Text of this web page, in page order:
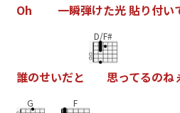
Oh 一瞬弾けた光 貼り付い
誰のせいだと
D/F#
思ってるのね
G F